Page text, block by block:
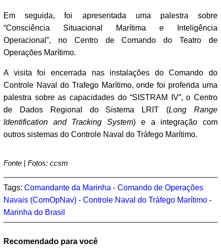
Em seguida, foi apresentada uma palestra sobre
“Consciência Situacional Marítima e Inteligência
Operacional”, no Centro de Comando do Teatro de
Operações Marítimo.
A visita foi encerrada nas instalações do Comando do
Controle Naval do Trafego Marítimo, onde foi proferida uma
palestra sobre as capacidades do “SISTRAM IV”, o Centro
de Dados Regional do Sistema LRIT (Long Range
Identification and Tracking System) e a integração com
outros sistemas do Controle Naval do Tráfego Marítimo.
Fonte | Fotos: ccsm
Tags: Comandante da Marinha - Comando de Operações
Navais (ComOpNav) - Controle Naval do Tráfego Marítimo -
Marinha do Brasil
Recomendado para você